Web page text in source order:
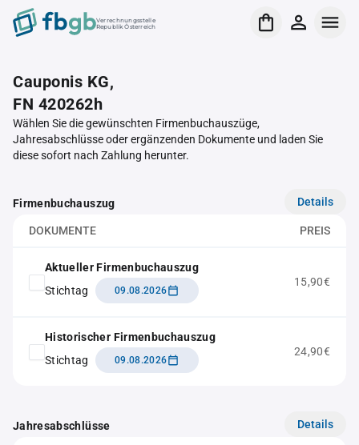
Verrechnungsstelle
Republik Österreich
Cauponis KG,
FN 420262h
Wählen Sie die gewünschten Firmenbuchauszüge,
Jahresabschlüsse oder ergänzenden Dokumente und laden Sie
diese sofort nach Zahlung herunter.
Firmenbuchauszug Details
DOKUMENTE PREIS
Aktueller Firmenbuchauszug
Stichtag
09.08.2026
15,90€
Historischer Firmenbuchauszug
Stichtag
09.08.2026
24,90€
Jahresabschlüsse Details